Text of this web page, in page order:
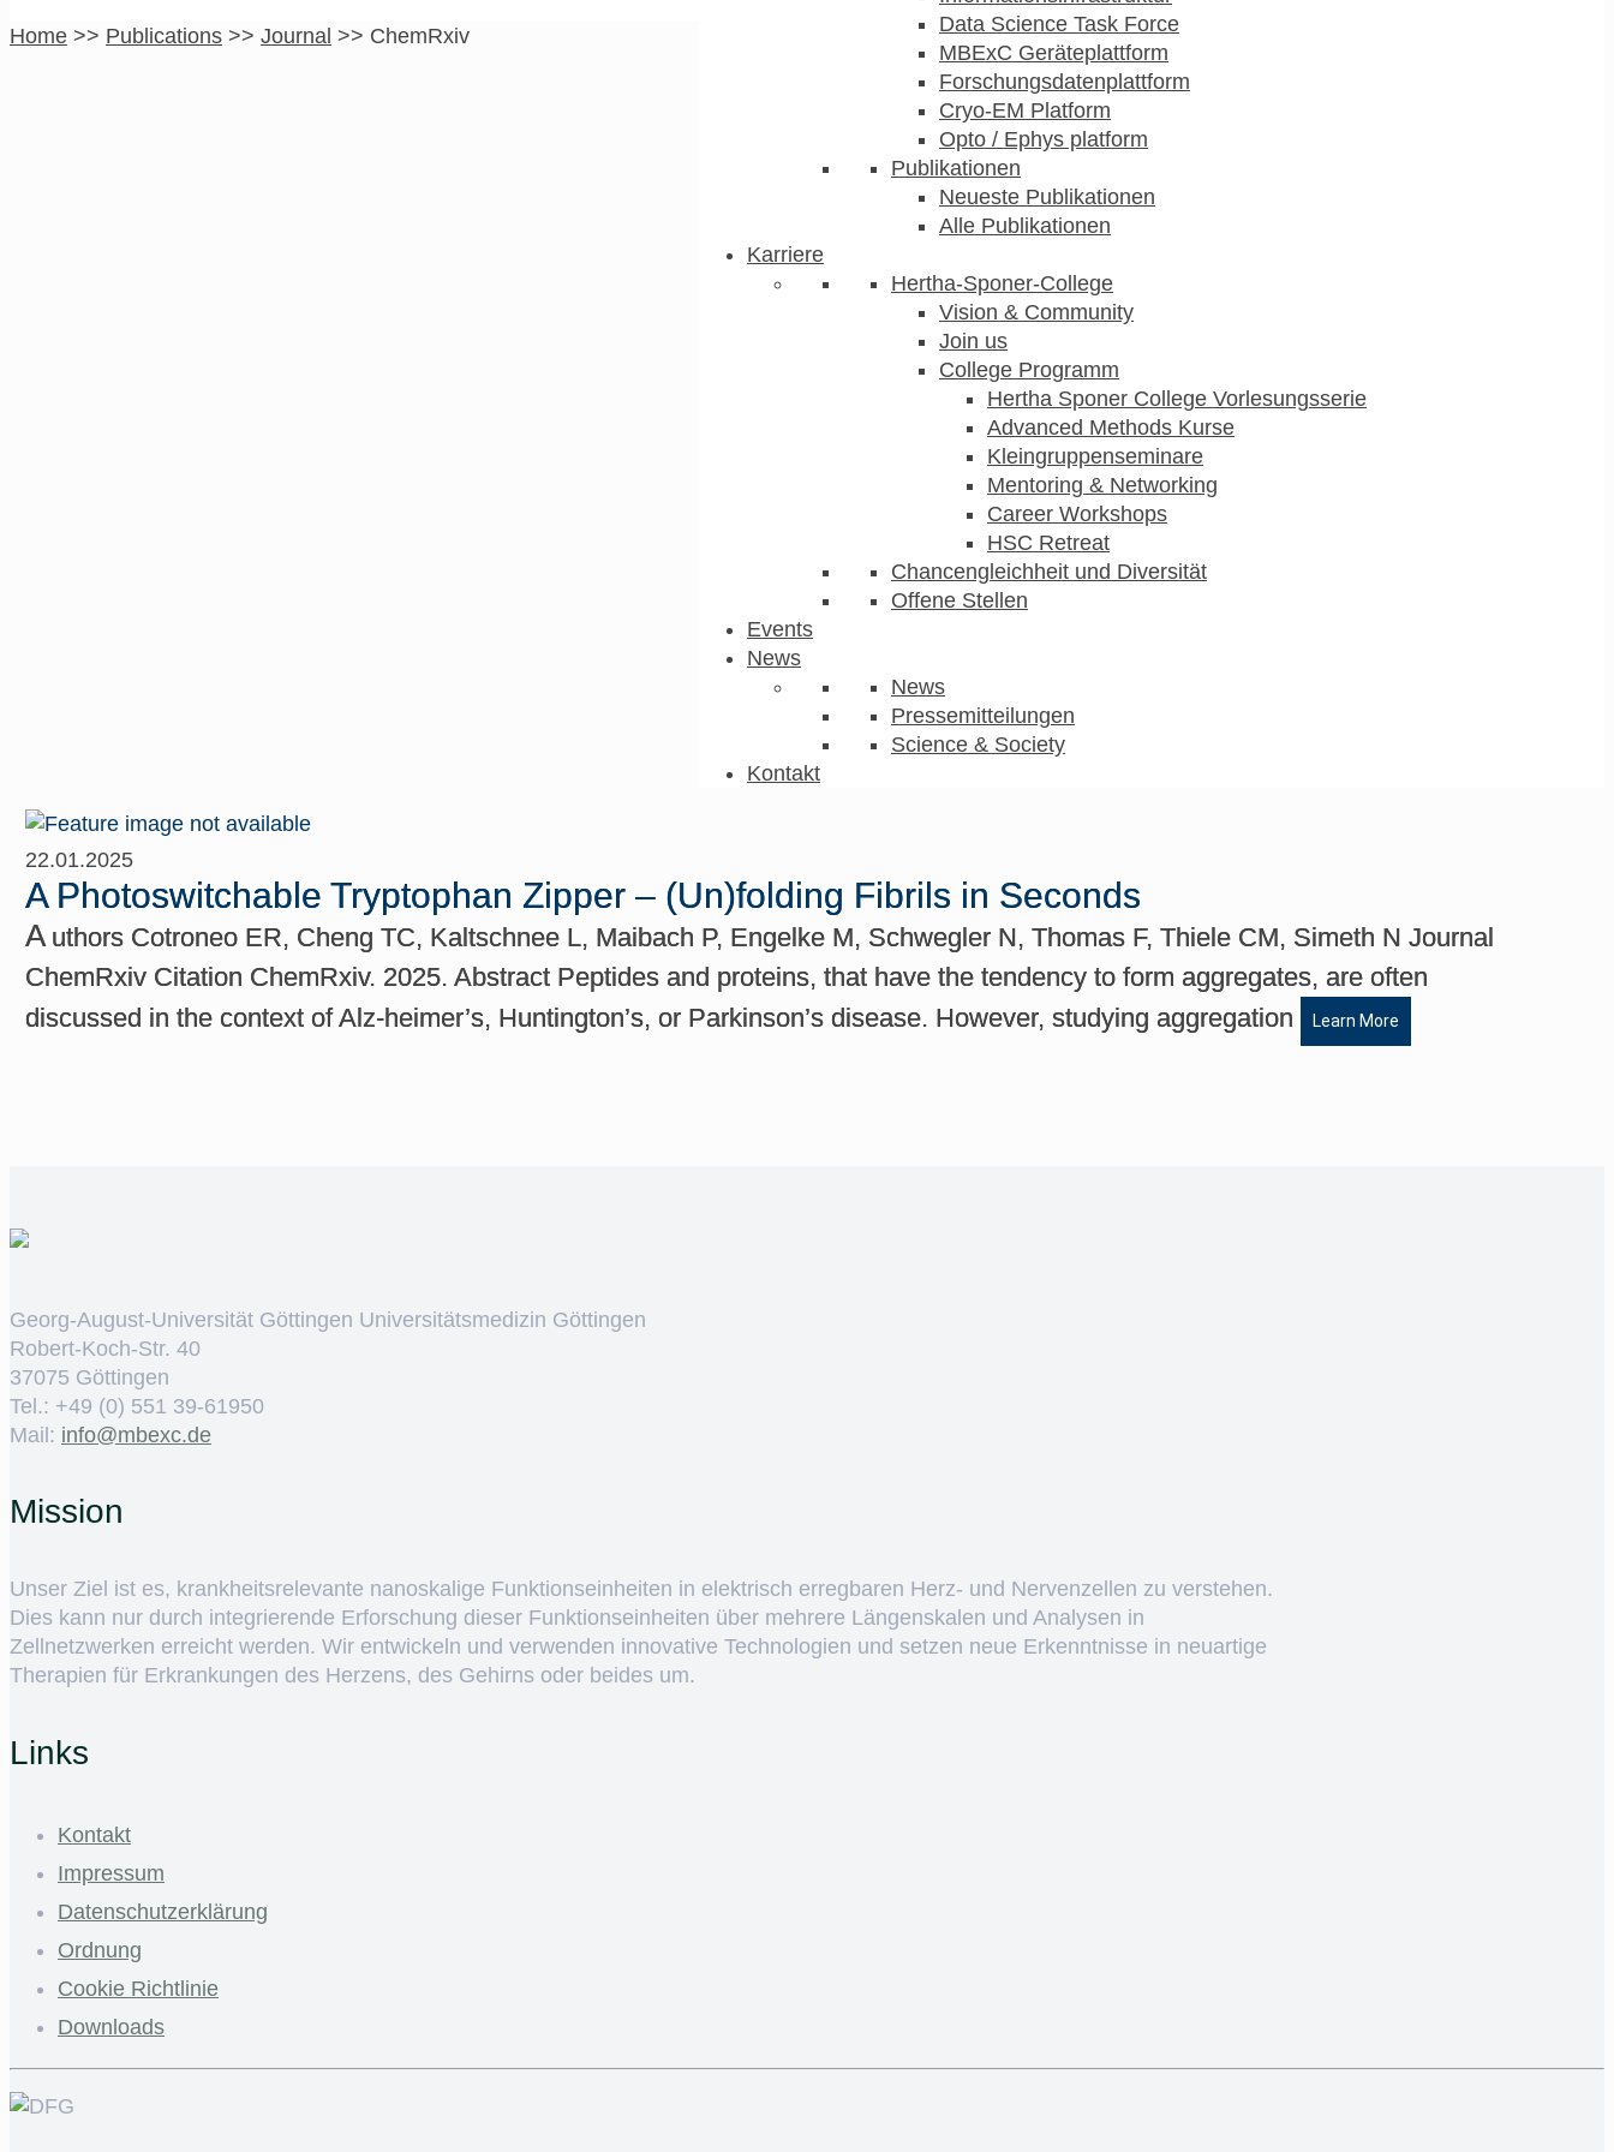
Data Science Task Force
MBExC Geräteplattform
Forschungsdatenplattform
Cryo-EM Platform
Opto / Ephys platform
Publikationen
Neueste Publikationen
Alle Publikationen
Karriere
Hertha-Sponer-College
Vision & Community
Join us
College Programm
Hertha Sponer College Vorlesungsserie
Advanced Methods Kurse
Kleingruppenseminare
Mentoring & Networking
Career Workshops
HSC Retreat
Chancengleichheit und Diversität
Offene Stellen
Events
News
News
Pressemitteilungen
Science & Society
Kontakt
Home >> Publications >> Journal >> ChemRxiv
22.01.2025
A Photoswitchable Tryptophan Zipper – (Un)folding Fibrils in Seconds
A uthors Cotroneo ER, Cheng TC, Kaltschnee L, Maibach P, Engelke M, Schwegler N, Thomas F, Thiele CM, Simeth N Journal
ChemRxiv Citation ChemRxiv. 2025. Abstract Peptides and proteins, that have the tendency to form aggregates, are often
discussed in the context of Alz-heimer’s, Huntington’s, or Parkinson’s disease. However, studying aggregation
Learn More
Georg-August-Universität Göttingen Universitätsmedizin Göttingen
Robert-Koch-Str. 40
37075 Göttingen
Tel.: +49 (0) 551 39-61950
Mail: ed.cxebm@ofni
Mission
Unser Ziel ist es, krankheitsrelevante nanoskalige Funktionseinheiten in elektrisch erregbaren Herz- und Nervenzellen zu verstehen.
Dies kann nur durch integrierende Erforschung dieser Funktionseinheiten über mehrere Längenskalen und Analysen in
Zellnetzwerken erreicht werden. Wir entwickeln und verwenden innovative Technologien und setzen neue Erkenntnisse in neuartige
Therapien für Erkrankungen des Herzens, des Gehirns oder beides um.
Links
Kontakt
Impressum
Datenschutzerklärung
Ordnung
Cookie Richtlinie
Downloads